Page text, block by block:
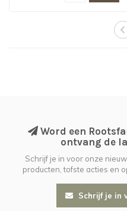
Word een
ontvang de
Schrijf je in voor onze
producten, tofste acties en
Schrijf je in